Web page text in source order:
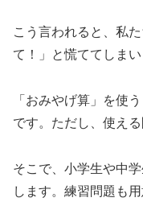
こう言われると、私
て！」と慌ててしまい
「おみやげ算」を使
です。ただし、使え
そこで、小学生や中
します。練習問題も